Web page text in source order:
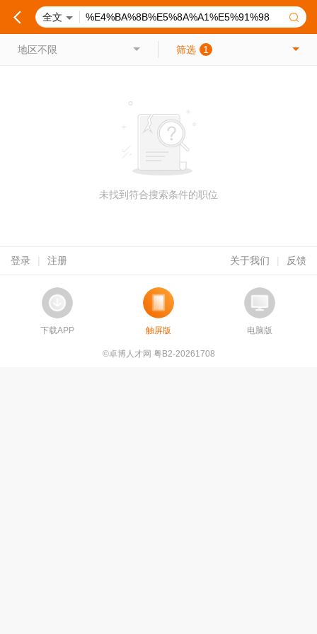
全文
地区不限 筛选 1
未找到符合搜索条件的职位
登录 | 注册 关于我们 | 反馈
下载APP 触屏版 电脑版
©卓博人才网 粤B2-20261708